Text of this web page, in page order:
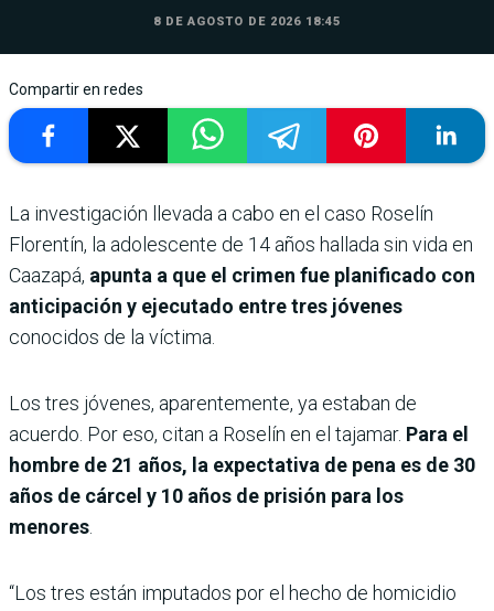
8 DE AGOSTO DE 2026 18:45
Compartir en redes
La investigación llevada a cabo en el caso Roselín
Florentín, la adolescente de 14 años hallada sin vida en
Caazapá, apunta a que el crimen fue planificado con
anticipación y ejecutado entre tres jóvenes
conocidos de la víctima.
Los tres jóvenes, aparentemente, ya estaban de
acuerdo. Por eso, citan a Roselín en el tajamar. Para el
hombre de 21 años, la expectativa de pena es de 30
años de cárcel y 10 años de prisión para los
menores
“Los tres están imputados por el hecho de homicidio